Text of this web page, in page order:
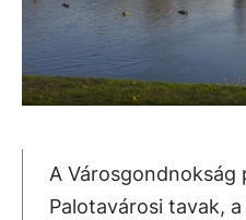
A
Palotavárosi tavak,